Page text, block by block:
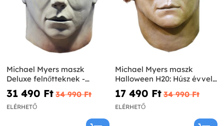
Michael Myers maszk
Deluxe felnőtteknek -
Halloween I
31 490 Ft‎ 34 990 Ft‎
ELÉRHETŐ
Michael Myers maszk
Halloween H20: Húsz évvel
később
17 490 Ft‎ 34 990 Ft‎
ELÉRHETŐ